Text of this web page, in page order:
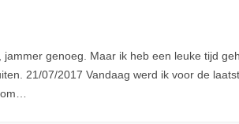
genoeg. Maar ik heb een leuke tijd
21/07/2017 Vandaag werd ik voor de